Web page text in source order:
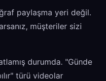
paylaşma yeri değil.
müşteriler sizi
durumda. "Günde
türü videolar